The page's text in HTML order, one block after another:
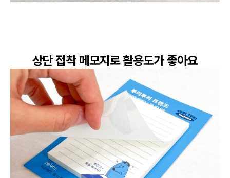
상단 접착 메모지로 활용도가 좋아요